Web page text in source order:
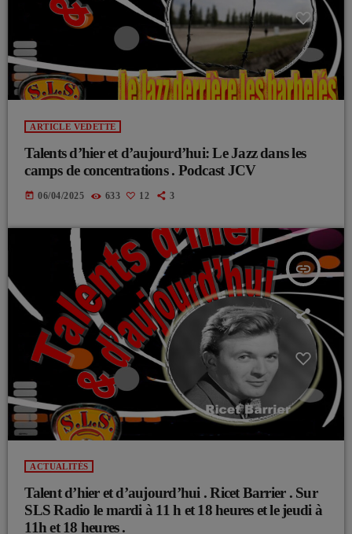
ARTICLE VEDETTE
Talents d’hier et d’aujourd’hui: Le Jazz dans les
camps de concentrations . Podcast JCV
today 06/04/2025 633 12 3
insert_link
ACTUALITÉS
Talent d’hier et d’aujourd’hui . Ricet Barrier . Sur
SLS Radio le mardi à 11 h et 18 heures et le jeudi à
11h et 18 heures .